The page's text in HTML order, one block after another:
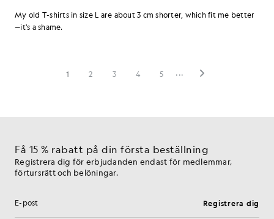
Få 15 % rabatt på din första beställning
Registrera dig för erbjudanden endast för medlemmar,
förtursrätt och belöningar.
E-postadress Registrera dig